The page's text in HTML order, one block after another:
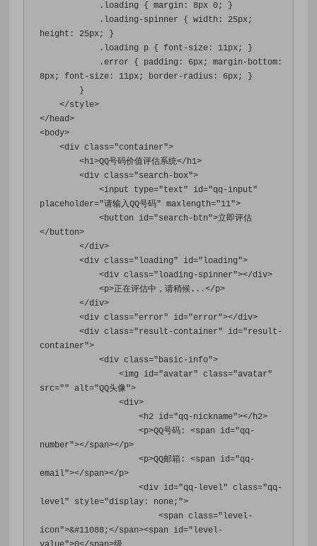
. loading { margin : 8px 0;
}
. loading-spinner { width : 25px;
height : 25px;
}
. loading p { font-size : 11px;
}
.error { padding : 6px; margin-bottom :
8px; font-size : 11px; border-radius : 6px;
}
}
</style>
</head>
<body>
<div class="container">
<h1>QQ号码价值评估系统</h1>
<div class="search-box">
<input
type="text" id="qq-input"
placeholder="请输入QQ号码" maxlength="11">
<button
id="search-btn">立即评估
</button>
</div>
<div class="loading" id="loading">
<div class="loading-spinner"></div>
<p>正在评估中，请稍候...</p>
</div>
<div class="error" id="error"></div>
<div class="result-container" id="result-
container">
<div class="basic-info">
<img
id="avatar" class="avatar"
src="" alt="QQ头像">
<div>
<h2 id="qq-nickname"></h2>
<p>QQ号码: <span id="qq-
number"></span></p>
<p>QQ邮箱: <span id="qq-
email"></span></p>
<div id="qq-level" class="qq-
level"
style="display : none; ">
<span
class="level-
icon">&#11088;</span><span id="level-